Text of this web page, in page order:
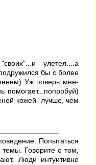
- улетел....а
бы с более
Уж поверь мне-
помогает...попробуй)
кожей- лучше, чем
Попытаться
Говорите о том,
Люди интуитивно